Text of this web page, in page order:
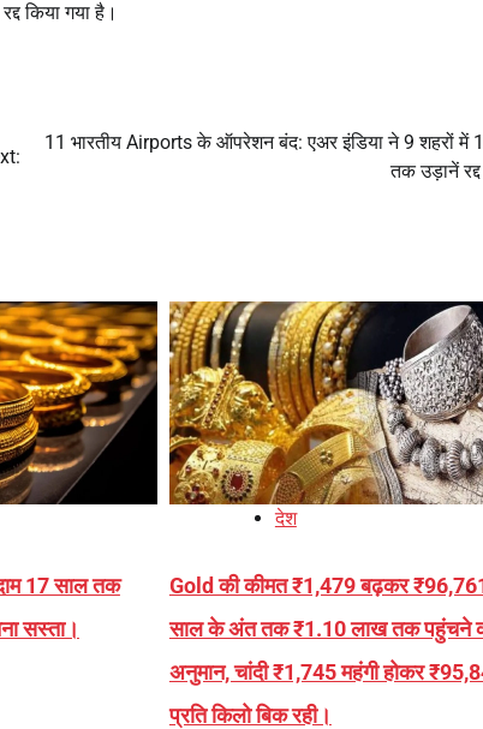
किया गया है।
11 भारतीय Airports के ऑपरेशन बंद: एअर इंडिया ने 9 शहरों में
तक उड़ानें
17 साल तक
सस्ता।
देश
Gold की कीमत ₹1,479 बढ़कर
साल के अंत तक ₹1.10 लाख तक पहुंचने
अनुमान, चांदी ₹1,745 महंगी होकर
प्रति किलो बिक रही।